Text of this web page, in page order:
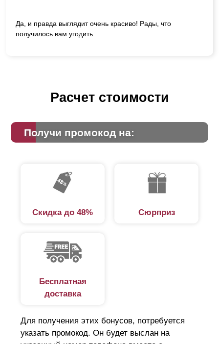
Да, и правда выглядит очень красиво! Рады, что
получилось вам угодить.
Расчет стоимости
Получи промокод на:
Скидка до 48% Сюрприз
Бесплатная
доставка
Для получения этих бонусов, потребуется
указать промокод. Он будет выслан на